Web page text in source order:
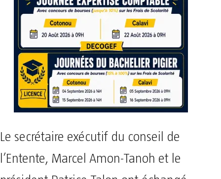
Le secrétaire exécutif du conseil de
l’Entente, Marcel Amon-Tanoh et le